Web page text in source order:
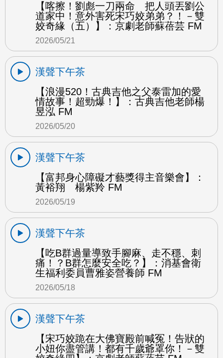
【喀擦！劉彪一刀兩命 把人頭丟劉公
道家中！意外害死宋巧姣弟弟？！－雙
姣奇緣（五）】：京劇老師蘇蓓芸 FM
2026/05/21
漢聲下午茶
【浪漫520！古典吉他之父泰雷加的愛
情故事！超勁爆！】：古典吉他老師楊
昱泓 FM
2026/05/20
漢聲下午茶
【富邦身心障礙才藝獎得主音樂會】：
黃裕翔 楊紫羚 FM
2026/05/19
漢聲下午茶
【吃B群過量導致手腳麻、走不穩、刺
痛！？B群怎麼安全吃？】：消基會衛
生福利委員曹雅姿營養師 FM
2026/05/18
漢聲下午茶
【宋巧姣跪在大佛寶殿前喊冤！告狀的
小妞你盡管講！都有千歲爺罩你！－雙